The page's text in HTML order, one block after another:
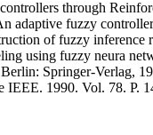
through
adaptive fuzzy
of fuzzy
using fuzzy neura
Springer-Verlag,
IEEE. 1990. Vol. 78. P.